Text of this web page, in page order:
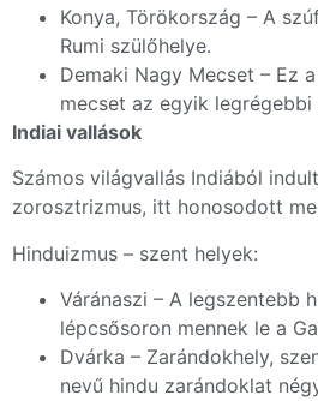
Konya, Törökország – A
Rumi szülőhelye.
Demaki Nagy Mecset – Ez
mecset az egyik legrégebbi
Indiai vallások
Számos világvallás Indiából
zorosztrizmus, itt honosodott
Hinduizmus – szent helyek:
Váránaszi – A legszentebb
lépcsősoron mennek le a
Dvárka – Zarándokhely,
nevű hindu zarándoklat